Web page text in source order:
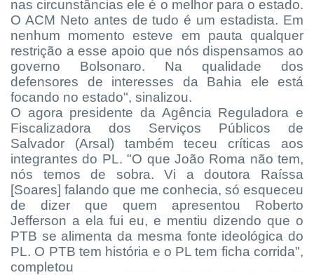
nas circunstâncias ele é o melhor para o estado.
O ACM Neto antes de tudo é um estadista. Em
nenhum momento esteve em pauta qualquer
restrição a esse apoio que nós dispensamos ao
governo Bolsonaro. Na qualidade dos
defensores de interesses da Bahia ele está
focando no estado", sinalizou.
O agora presidente da Agência Reguladora e
Fiscalizadora dos Serviços Públicos de
Salvador (Arsal) também teceu críticas aos
integrantes do PL. "O que João Roma não tem,
nós temos de sobra. Vi a doutora Raíssa
[Soares] falando que me conhecia, só esqueceu
de dizer que quem apresentou Roberto
Jefferson a ela fui eu, e mentiu dizendo que o
PTB se alimenta da mesma fonte ideológica do
PL. O PTB tem história e o PL tem ficha corrida",
completou